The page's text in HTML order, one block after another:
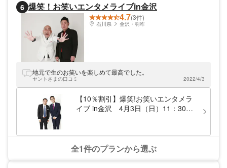
6 爆笑！お笑いエンタメライブin金沢
4.7(3件)
石川県 金沢・羽咋
地元で生のお笑いを楽しめて最高でした。
ヤントさまの口コミ 2022/4/3
【10％割引】爆笑!お笑いエンタメラ
イブ in金沢 4月3日（日）11：30、
全1件のプランから選ぶ